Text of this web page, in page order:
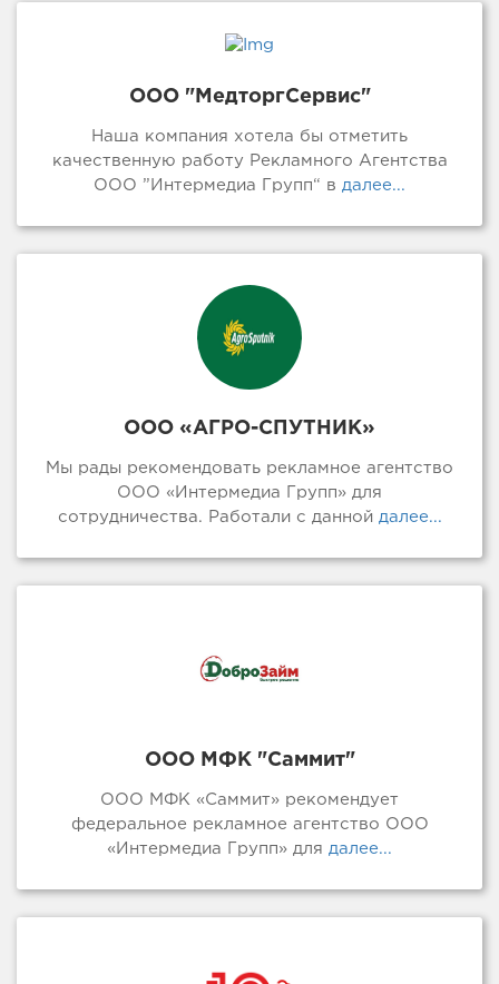
ООО "МедторгСервис"
Наша компания хотела бы отметить
качественную работу Рекламного Агентства
ООО ”Интермедиа Групп“ в далее...
ООО «АГРО-СПУТНИК»
Мы рады рекомендовать рекламное агентство
ООО «Интермедиа Групп» для
сотрудничества. Работали с даннойдалее...
ООО МФК "Саммит"
ООО МФК «Саммит» рекомендует
федеральное рекламное агентство ООО
«Интермедиа Групп» для далее...